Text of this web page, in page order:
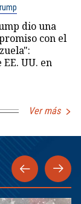
dio una
con el
UU. en
Ver más